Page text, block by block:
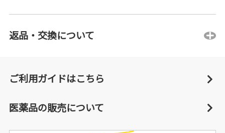
返品・交換について
ご利用ガイドはこちら
医薬品の販売について